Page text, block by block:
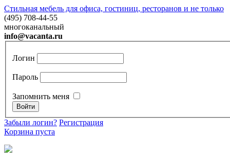
Стильная мебель для офиса, гостиниц, ресторанов и не только
(495) 708-44-55
многоканальный
info@vacanta.ru
Логин
Пароль
Запомнить меня
Забыли логин? Регистрация
Корзина пуста